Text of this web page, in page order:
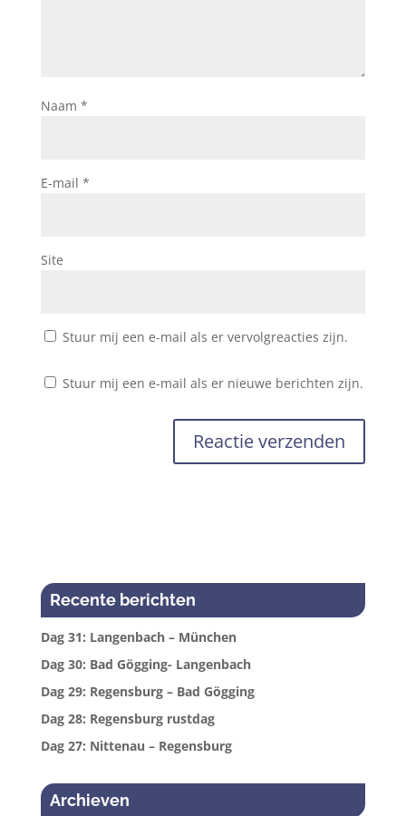
Naam *
E-mail *
Site
Stuur mij een e-mail als er vervolgreacties zijn.
Stuur mij een e-mail als er nieuwe berichten zijn.
Recente berichten
Dag 31: Langenbach – München
Dag 30: Bad Gögging- Langenbach
Dag 29: Regensburg – Bad Gögging
Dag 28: Regensburg rustdag
Dag 27: Nittenau – Regensburg
Archieven